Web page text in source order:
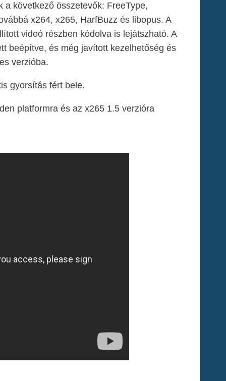
következő összetevők: FreeType,
x264, x265, HarfBuzz és libopus. A
videó részben kódolva is lejátszható. A
beépítve, és még javított kezelhetőség és
verzióba.
gyorsítás fért bele.
platformra és az x265 1.5 verzióra